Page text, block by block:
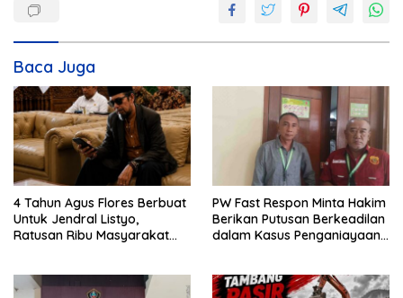
Baca Juga
4 Tahun Agus Flores Berbuat
Untuk Jendral Listyo,
Ratusan Ribu Masyarakat
PW Fast Respon Minta Hakim
Berikan Putusan Berkeadilan
dalam Kasus Penganiayaan